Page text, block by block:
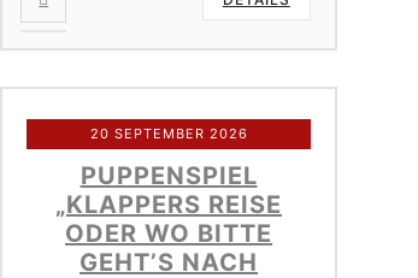
20 SEPTEMBER 2026
PUPPENSPIEL
„KLAPPERS REISE
ODER WO BITTE
GEHT’S NACH